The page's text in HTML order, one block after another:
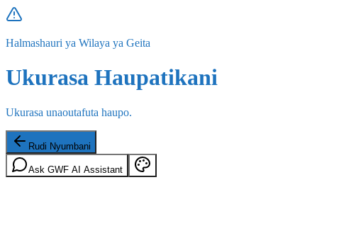
Halmashauri ya Wilaya ya Geita
Ukurasa Haupatikani
Ukurasa unaoutafuta haupo.
Rudi Nyumbani
Ask GWF AI Assistant